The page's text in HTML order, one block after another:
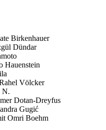
Birkenhauer
Dündar
Hauenstein
Völcker
N.
Dotan-Dreyfus
Gugić
Omri Boehm